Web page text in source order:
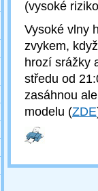
(vysoké
Vysoké vlny
zvykem,
hrozí srážky
středu od
zasáhnou
modelu (ZDE